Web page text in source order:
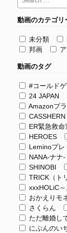
動画のカテゴリ
未分類
邦画
動画のタグ
#コールド
24 JAPAN
Amazonプ
CASSHERN
ER緊急救命
HEROES
Leminoプレ
NANA-ナナ-
SHINOBI
TRICK（ト
xxxHOLiC
おかえりモ
さくらん
ただ離婚し
にぶんのい